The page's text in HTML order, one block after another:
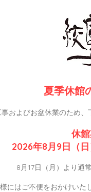
夏季休館
およびお盆休業のため、
休
2026年8月9日（日
8月17日（月）より通
にはご不便をおかけいた